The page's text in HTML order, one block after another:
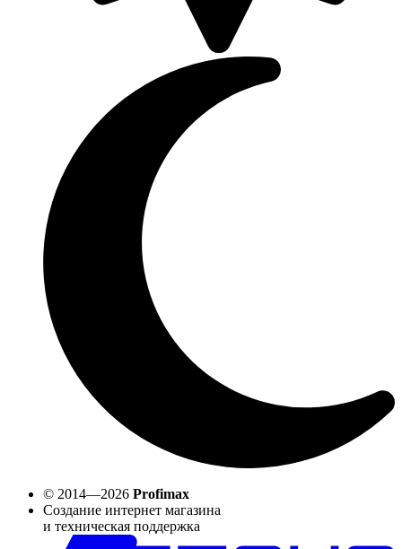
© 2014—2026 Profimax
Создание интернет магазина
и техническая поддержка